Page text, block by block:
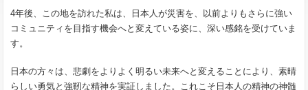
4年後、この地を訪れた私は、日本人が災害を、以前よりもさらに強い
コミュニティを目指す機会へと変えている姿に、深い感銘を受けていま
す。
日本の方々は、悲劇をよりよく明るい未来へと変えることにより、素晴
らしい勇気と強靭な精神を実証しました。これこそ日本人の精神の神髄